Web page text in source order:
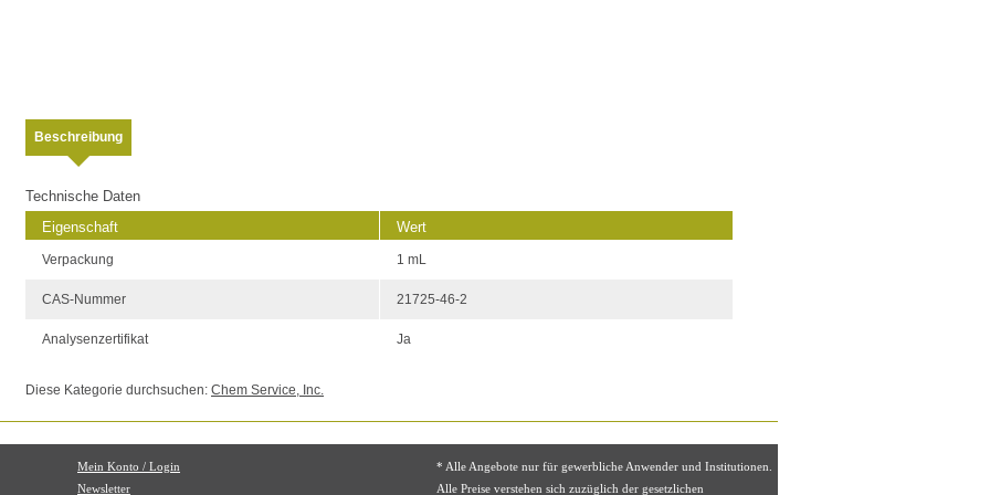
Beschreibung
Technische Daten
Eigenschaft
Wert
Verpackung 1 mL
CAS-Nummer 21725-46-2
Analysenzertifikat Ja
Diese Kategorie durchsuchen: Chem Service, Inc.
Mein Konto / Login
Newsletter
* Alle Angebote nur für gewerbliche Anwender und Institutionen.
Alle Preise verstehen sich zuzüglich der gesetzlichen